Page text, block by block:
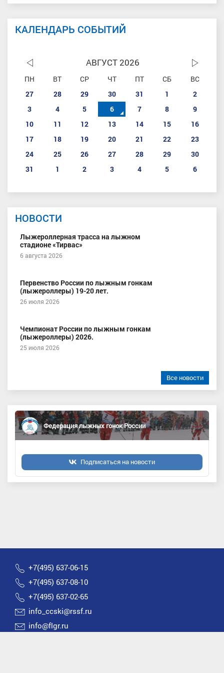
КАЛЕНДАРЬ СОБЫТИЙ
АВГУСТ 2026
ПН ВТ СР ЧТ ПТ СБ
ВС
27
28 29 30 31 1
2
3
4 5 6 7 8
9
10
11 12 13 14 15
16
17
18 19 20 21 22
23
24
25 26 27 28 29
30
31
1 2 3 4 5 6
НОВОСТИ
Лыжероллерная трасса на лыжном
стадионе «Тирвас»
6 августа 2026
Первенство России по лыжным гонкам
(лыжероллеры) 19-20 лет.
26 июля 2026
Чемпионат России по лыжным гонкам
(лыжероллеры) 2026.
25 июля 2026
Все новости
Федерация лыжных гонок России
Подписаться на новости
+7(495) 637-06-15
+7(495) 637-08-10
+7(495) 637-02-65
info_ccski@rssf.ru
info@flgr.ru